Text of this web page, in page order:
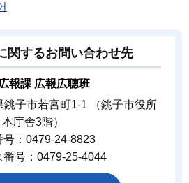
関するお問い合わせ先
報課 広報広聴班
銚子市若宮町1-1 （銚子市役所
本庁舎3階）
号：0479-24-8823
番号：0479-25-4044